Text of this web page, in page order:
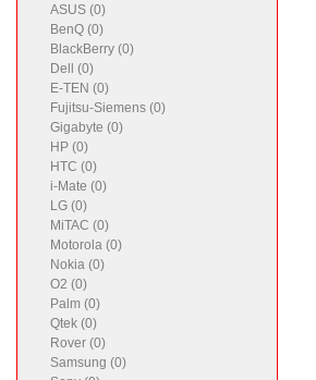
ASUS (0)
BenQ (0)
BlackBerry (0)
Dell (0)
E-TEN (0)
Fujitsu-Siemens (0)
Gigabyte (0)
HP (0)
HTC (0)
i-Mate (0)
LG (0)
MiTAC (0)
Motorola (0)
Nokia (0)
O2 (0)
Palm (0)
Qtek (0)
Rover (0)
Samsung (0)